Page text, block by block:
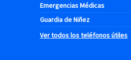
Emergencias Médicas
Guardia de Niñez
Ver todos los teléfonos útiles